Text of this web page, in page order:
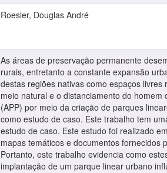
Roesler, Douglas André
As áreas de preservação permanente
rurais, entretanto a constante expansão
destas regiões nativas como espaços
meio natural e o distanciamento do
(APP) por meio da criação de parques
como estudo de caso. Este trabalho tem
estudo de caso. Este estudo foi realizado
mapas temáticos e documentos fornecidos
Portanto, este trabalho evidencia como
implantação de um parque linear urbano